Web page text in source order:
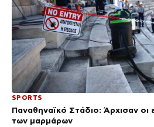
SPORTS
Παναθηναϊκό Στάδιο: Άρχισαν οι
των μαρμάρων